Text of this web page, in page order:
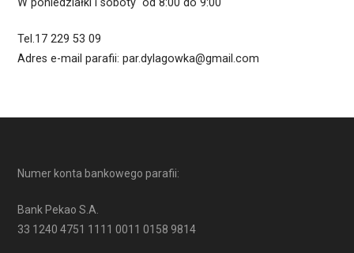
Tel.17 229 53 09
Adres e-mail parafii: par.dylagowka@gmail.com
Numer konta bankowego parafii:
Bank Pekao S.A.
33 1240 4751 1111 0011 0158 9814